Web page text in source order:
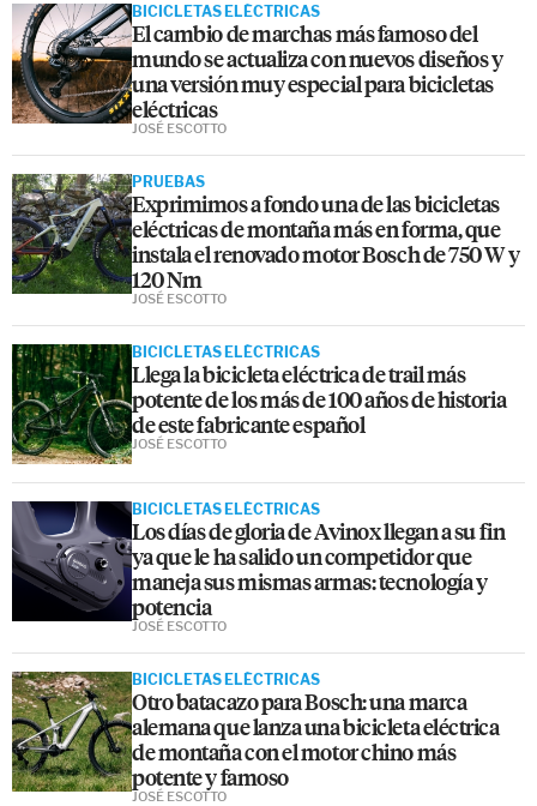
BICICLETAS ELÉCTRICAS
El cambio de marchas más famoso del
mundo se actualiza con nuevos diseños y
una versión muy especial para bicicletas
eléctricas
JOSÉ ESCOTTO
PRUEBAS
Exprimimos a fondo una de las bicicletas
eléctricas de montaña más en forma, que
instala el renovado motor Bosch de 750 W y
120 Nm
JOSÉ ESCOTTO
BICICLETAS ELÉCTRICAS
Llega la bicicleta eléctrica de trail más
potente de los más de 100 años de historia
de este fabricante español
JOSÉ ESCOTTO
BICICLETAS ELÉCTRICAS
Los días de gloria de Avinox llegan a su fin
ya que le ha salido un competidor que
maneja sus mismas armas: tecnología y
potencia
JOSÉ ESCOTTO
BICICLETAS ELÉCTRICAS
Otro batacazo para Bosch: una marca
alemana que lanza una bicicleta eléctrica
de montaña con el motor chino más
potente y famoso
JOSÉ ESCOTTO